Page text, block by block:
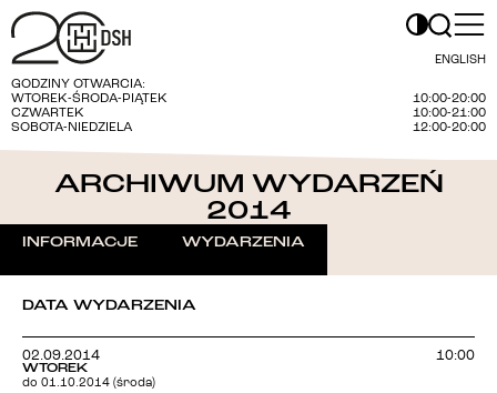
ENGLISH
GODZINY OTWARCIA:
WTOREK-ŚRODA-PIĄTEK
10:00-20:00
CZWARTEK
10:00-21:00
SOBOTA-NIEDZIELA
12:00-20:00
ARCHIWUM WYDARZEŃ
2014
INFORMACJE WYDARZENIA
DATA WYDARZENIA
02.09.2014
WTOREK
do 01.10.2014 (środa)
10:00